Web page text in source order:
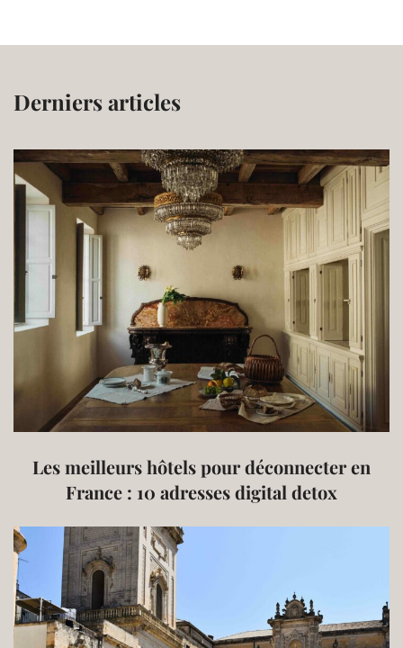
Derniers articles
Les meilleurs hôtels pour déconnecter en
France : 10 adresses digital detox